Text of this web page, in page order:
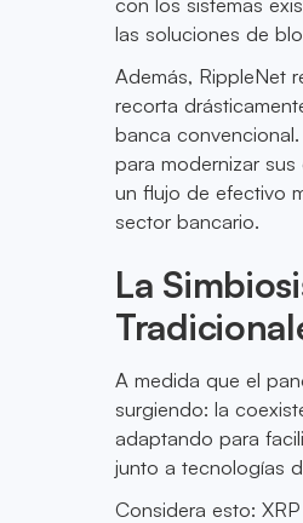
las soluciones de
Además, RippleNet
recorta
banca
para modernizar
un flujo de efectivo
sector bancario.
La
A medida que el
surgiendo: la
adaptando para
junto a tecnologías
Considera esto: